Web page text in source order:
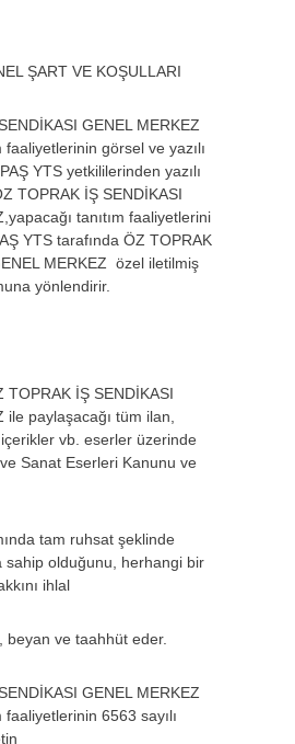
ŞART VE KOŞULLARI
GENEL MERKEZ
faaliyetlerinin görsel ve yazılı
YTS yetkililerinden yazılı
TOPRAK İŞ SENDİKASI
tanıtım faaliyetlerini
YTS tarafında ÖZ TOPRAK
MERKEZ özel iletilmiş
yönlendirir.
TOPRAK İŞ SENDİKASI
ile paylaşacağı tüm ilan,
vb. eserler üzerinde
Sanat Eserleri Kanunu ve
tam ruhsat şeklinde
sahip olduğunu, herhangi bir
ihlal
beyan ve taahhüt eder.
GENEL MERKEZ
faaliyetlerinin 6563 sayılı